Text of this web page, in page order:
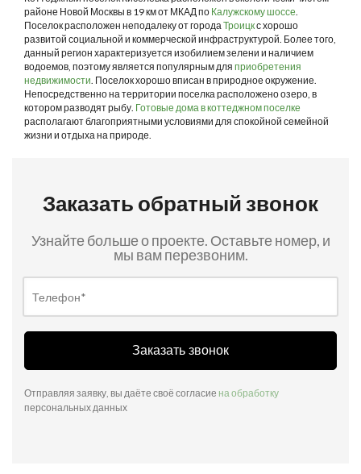
районе Новой Москвы в 19 км от МКАД по Калужскому шоссе.
Поселок расположен неподалеку от городаТроицкс хорошо
развитой социальной и коммерческой инфраструктурой. Более того,
данный регион характеризуется изобилием зелени и наличием
водоемов, поэтому является популярным для приобретения
недвижимости. Поселок хорошо вписан в природное окружение.
Непосредственно на территории поселка расположено озеро, в
котором разводят рыбу. Готовые дома в коттеджном поселке
располагают благоприятными условиями для спокойной семейной
жизни и отдыха на природе.
Заказать обратный звонок
Узнайте больше о проекте. Оставьте номер, и
мы вам перезвоним.
Заказать звонок
Отправляя заявку, вы даёте своё согласие на обработку
персональных данных